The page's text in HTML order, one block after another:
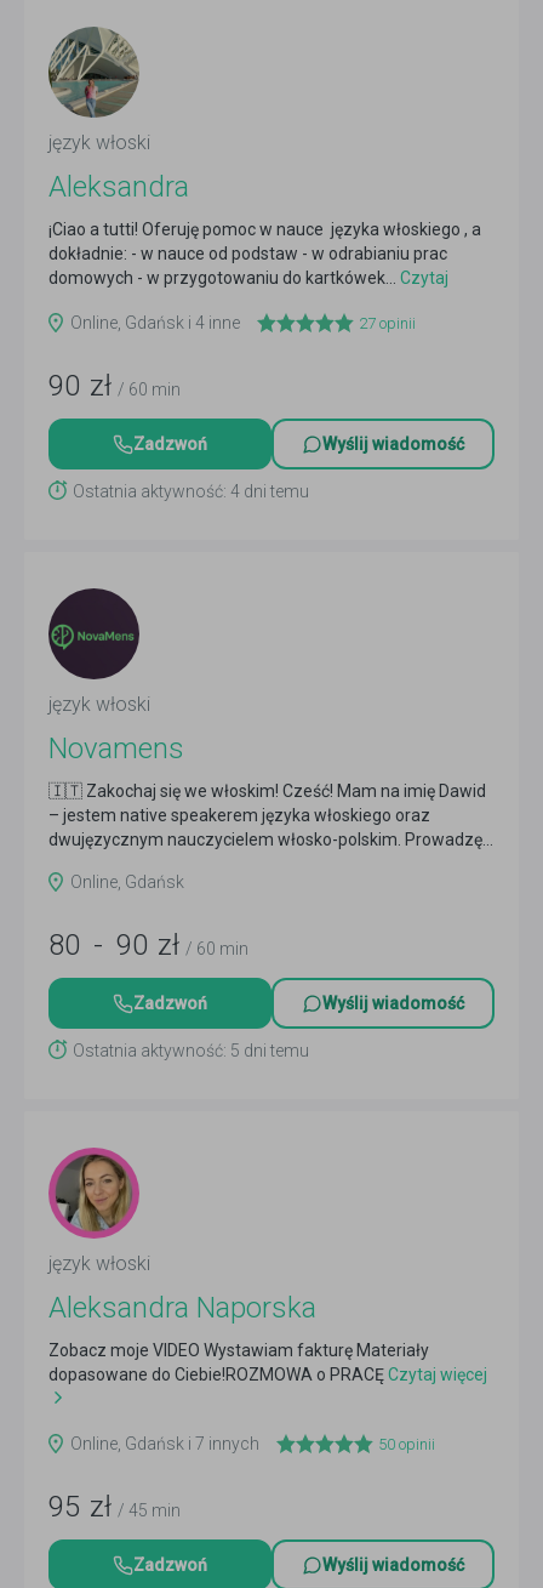
język włoski
Aleksandra
¡Ciao a tutti! Oferuję pomoc w nauce języka włoskiego , a
dokładnie: - w nauce od podstaw - w odrabianiu prac
domowych - w przygotowaniu do kartkówek... Czytaj
Online, Gdańsk i 4 inne
27 opinii
90 zł / 60 min
Zadzwoń Wyślij wiadomość
Ostatnia aktywność: 4 dni temu
język włoski
Novamens
🇮🇹 Zakochaj się we włoskim! Cześć! Mam na imię Dawid
– jestem native speakerem języka włoskiego oraz
dwujęzycznym nauczycielem włosko-polskim. Prowadzę...
Online, Gdańsk
80 - 90 zł / 60 min
Zadzwoń Wyślij wiadomość
Ostatnia aktywność: 5 dni temu
język włoski
Aleksandra Naporska
Zobacz moje VIDEO Wystawiam fakturę Materiały
dopasowane do Ciebie!ROZMOWA o PRACĘCzytaj więcej
Online, Gdańsk i 7 innych 50 opinii
95 zł / 45 min
Zadzwoń Wyślij wiadomość